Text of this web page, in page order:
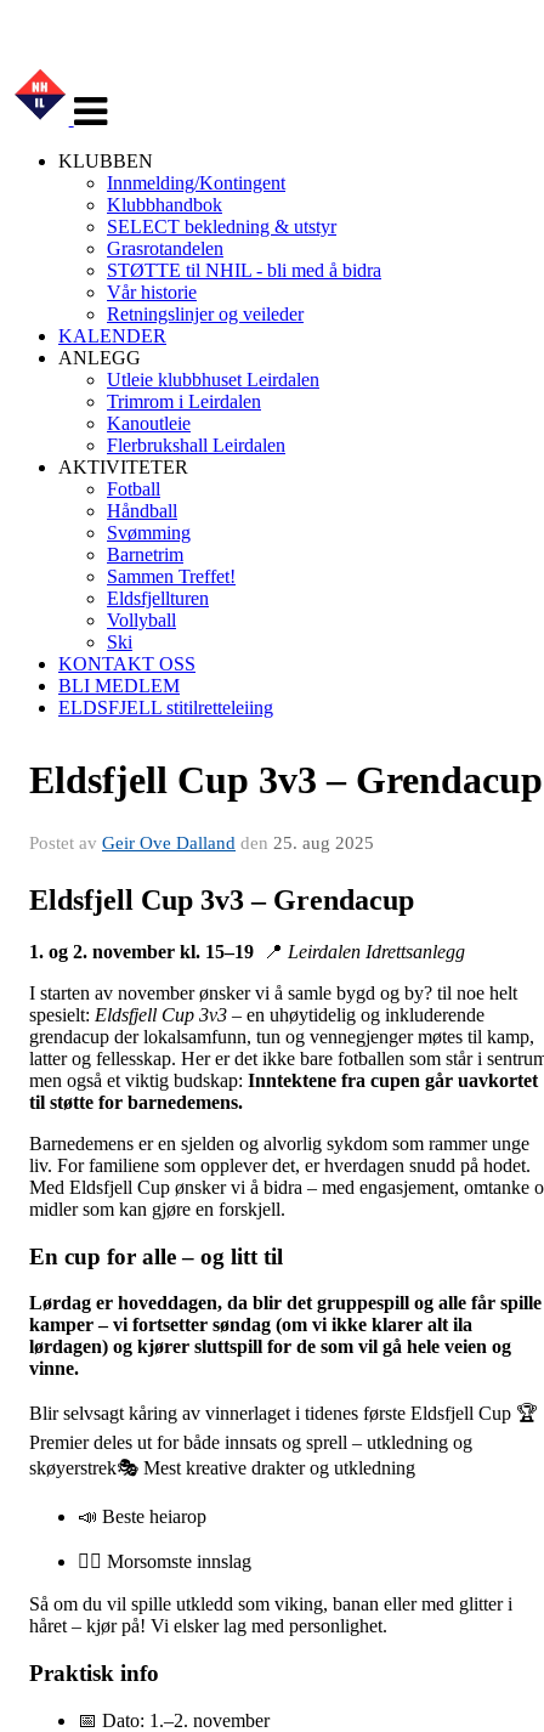
navigasjon
KLUBBEN
Innmelding/Kontingent
Klubbhandbok
SELECT bekledning & utstyr
Grasrotandelen
STØTTE til NHIL - bli med å bidra
Vår historie
Retningslinjer og veileder
KALENDER
ANLEGG
Utleie klubbhuset Leirdalen
Trimrom i Leirdalen
Kanoutleie
Flerbrukshall Leirdalen
AKTIVITETER
Fotball
Håndball
Svømming
Barnetrim
Sammen Treffet!
Eldsfjellturen
Vollyball
Ski
KONTAKT OSS
BLI MEDLEM
ELDSFJELL stitilretteleiing
Eldsfjell Cup 3v3 – Grendacup
Postet av Geir Ove Dalland den 25. aug 2025
Eldsfjell Cup 3v3 – Grendacup
1. og 2. november kl. 15–19 📍 Leirdalen Idrettsanlegg
I starten av november ønsker vi å samle bygd og by? til noe helt
spesielt: Eldsfjell Cup 3v3 – en uhøytidelig og inkluderende
grendacup der lokalsamfunn, tun og vennegjenger møtes til kamp,
latter og fellesskap. Her er det ikke bare fotballen som står i
men også et viktig budskap: Inntektene fra cupen går uavkortet
til støtte for barnedemens.
Barnedemens er en sjelden og alvorlig sykdom som rammer unge
liv. For familiene som opplever det, er hverdagen snudd på hodet.
Med Eldsfjell Cup ønsker vi å bidra – med engasjement, omtanke
midler som kan gjøre en forskjell.
En cup for alle – og litt til
Lørdag er hoveddagen, da blir det gruppespill og alle får spille
kamper – vi fortsetter søndag (om vi ikke klarer alt ila
lørdagen) og kjører sluttspill for de som vil gå hele veien og
vinne.
Blir selvsagt kåring av vinnerlaget i tidenes første Eldsfjell Cup 🏆
Premier deles ut for både innsats og sprell – utkledning og
skøyerstrek🎭 Mest kreative drakter og utkledning
📣 Beste heiarop
🤹‍♂️ Morsomste innslag
Så om du vil spille utkledd som viking, banan eller med glitter i
håret – kjør på! Vi elsker lag med personlighet.
Praktisk info
📅 Dato: 1.–2. november